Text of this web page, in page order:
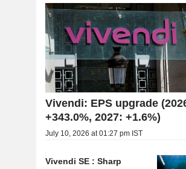
Vivendi: EPS upgrade
+343.0%, 2027: +1.6%)
July 10, 2026 at 01:27 pm IST
Vivendi SE : Sharp